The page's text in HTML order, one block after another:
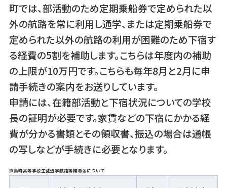
町では、部活動のため定期乗船券で定められた以
外の航路を常に利用し通学、または定期乗船券で
定められた以外の航路の利用が困難のため下宿す
る経費の5割を補助します。こちらは年度内の補助
の上限が10万円です。こちらも毎年8月と2月に申
請手続きの案内をお送りしています。
申請には、在籍部活動と下宿状況についての学校
長の証明が必要です。家賃などの下宿にかかる経
費が分かる書類とその領収書、振込の場合は通帳
の写しなどが手続きに必要となります。
直島町高等学校生徒通学航路等補助金について